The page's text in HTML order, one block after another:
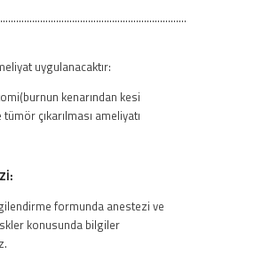
uygulanacaktır:
kenarından kesi
çıkarılması ameliyatı
formunda anestezi ve
konusunda bilgiler